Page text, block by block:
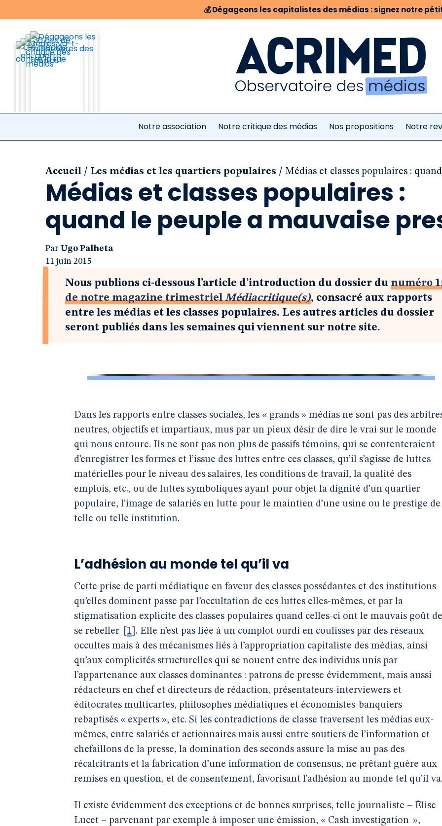
💰Dégageons les capitalistes des médias : signez notre
Notre association Notre critique des médias Nos propositions Notre
Accueil / Les médias et les quartiers populaires / Médias et classes populaires :
Médias et classes populaires :
quand le peuple a mauvaise
Par Ugo Palheta
11 juin 2015
Nous publions ci-dessous l’article d’introduction du dossier du numéro
de notre magazine trimestrielMédiacritique(s), consacré aux rapports
entre les médias et les classes populaires. Les autres articles du dossier
seront publiés dans les semaines qui viennent sur notre site.
Dans les rapports entre classes sociales, les « grands » médias ne sont pas des
neutres, objectifs et impartiaux, mus par un pieux désir de dire le vrai sur le monde
qui nous entoure. Ils ne sont pas non plus de passifs témoins, qui se contenteraient
d’enregistrer les formes et l’issue des luttes entre ces classes, qu’il s’agisse de luttes
matérielles pour le niveau des salaires, les conditions de travail, la qualité des
emplois, etc., ou de luttes symboliques ayant pour objet la dignité d’un quartier
populaire, l’image de salariés en lutte pour le maintien d’une usine ou le prestige de
telle ou telle institution.
L’adhésion au monde tel qu’il va
Cette prise de parti médiatique en faveur des classes possédantes et des institutions
qu’elles dominent passe par l’occultation de ces luttes elles-mêmes, et par la
stigmatisation explicite des classes populaires quand celles-ci ont le mauvais goût de
se rebeller
1 . Elle n’est pas liée à un complot ourdi en coulisses par des réseaux
occultes mais à des mécanismes liés à l’appropriation capitaliste des médias, ainsi
qu’aux complicités structurelles qui se nouent entre des individus unis par
l’appartenance aux classes dominantes : patrons de presse évidemment, mais aussi
rédacteurs en chef et directeurs de rédaction, présentateurs-interviewers et
éditocrates multicartes, philosophes médiatiques et économistes-banquiers
rebaptisés « experts », etc. Si les contradictions de classe traversent les médias eux-
mêmes, entre salariés et actionnaires mais aussi entre soutiers de l’information et
chefaillons de la presse, la domination des seconds assure la mise au pas des
récalcitrants et la fabrication d’une information de consensus, ne prêtant guère aux
remises en question, et de consentement, favorisant l’adhésion au monde tel qu’il
Il existe évidemment des exceptions et de bonnes surprises, telle journaliste – Élise
Lucet – parvenant par exemple à imposer une émission, « Cash investigation »,